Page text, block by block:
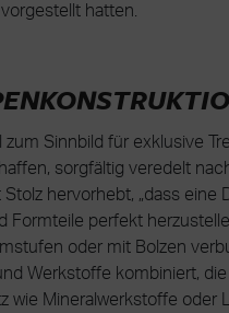
hatten.
Sinnbild für exklusive
sorgfältig veredelt
hervorhebt, „dass
Formteile perfekt
oder mit Bolzen
Werkstoffe kombiniert,
wie Mineralwerkstoffe